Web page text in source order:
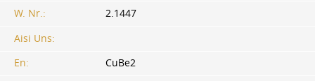
W. Nr.:
2.1447
Aisi Uns:
En:
CuBe2